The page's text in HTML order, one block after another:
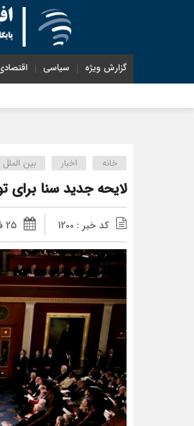
گزارش ویژه سیاسی
خانه اخبار بین الملل
لایحه جدید سنا برای
کد خبر : 1200 25 فوریه 2025 - 15:20